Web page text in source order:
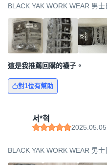
BLACK YAK WORK WEAR 男
這是我推薦回購的襪子。
對1位有幫助
서*혁
2025.05.05
BLACK YAK WORK WEAR 男